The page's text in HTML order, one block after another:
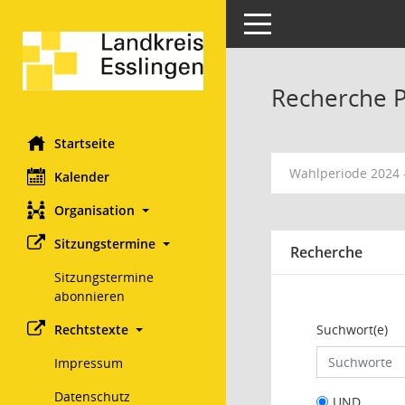
Startseite
Kalender
Organisation
Sitzungstermine
Sitzungstermine
abonnieren
Rechtstexte
Impressum
Datenschutz
Toggle navigation
Recherche
Wahlperiode 2024
Recherche
Suchwort(e)